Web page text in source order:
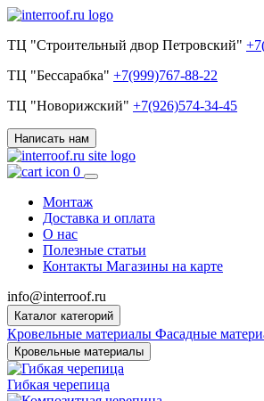
ТЦ "Строительный двор Петровский"
ТЦ "Бессарабка" +7(999)767-88-22
ТЦ "Новорижский" +7(926)574-34-45
Написать нам
0
Монтаж
Доставка и оплата
О нас
Полезные статьи
Контакты Магазины на карте
info@interroof.ru
Каталог категорий
Кровельные материалы Фасадные
Кровельные материалы
Гибкая черепица